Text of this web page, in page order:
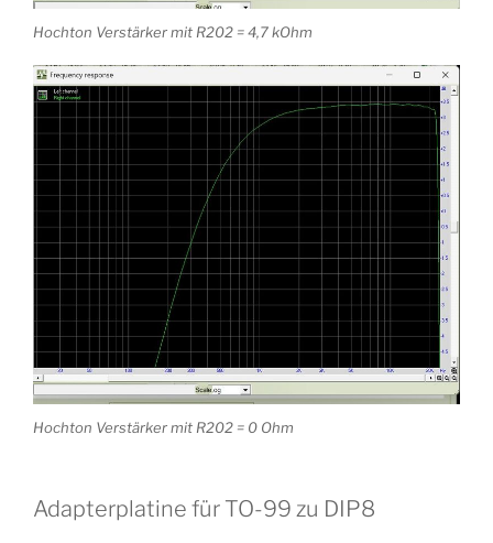
Hochton Verstärker mit R202 = 4,7 kOhm
Hochton Verstärker mit R202 = 0 Ohm
Adapterplatine für TO-99 zu DIP8